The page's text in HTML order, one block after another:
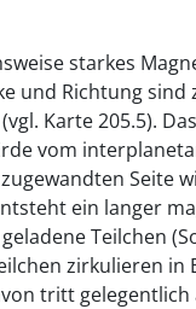
starkes
und Richtung sind
Karte 205.5).
vom
Seite
ein langer
Teilchen
zirkulieren in
tritt gelegentlich